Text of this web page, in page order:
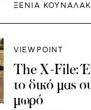
ΞΕΝΙΑ
VIEWPOINT
The X-File:
το δικό μας
μωρό